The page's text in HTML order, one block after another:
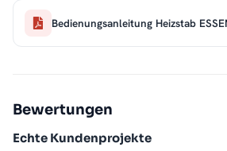
Bedienungsanleitung Heizstab
Bewertungen
Echte Kundenprojekte